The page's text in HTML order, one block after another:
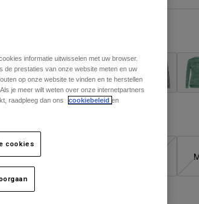
informatie uitwisselen met uw browser.
de prestaties van onze website meten en uw
op onze website te vinden en te herstellen
je meer wilt weten over onze internetpartners
raadpleeg dan ons
cookiebeleid en
cookies